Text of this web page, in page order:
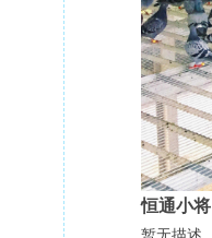
恒通小将